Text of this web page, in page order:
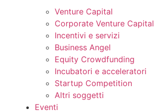
Venture Capital
Corporate Venture Capital
Incentivi e servizi
Business Angel
Equity Crowdfunding
Incubatori e acceleratori
Startup Competition
Altri soggetti
Eventi